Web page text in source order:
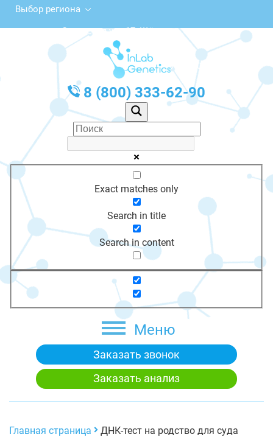
Выбор региона
Советская ул., 17, Щёкино
с 10:00 до 20:00
График работы: Пн-Пт с 10:00 до 20:00
8 (800) 333-62-90
Exact matches only
Search in title
Search in content
Меню
Заказать звонок
Заказать анализ
Главная страница ДНК-тест на родство для суда